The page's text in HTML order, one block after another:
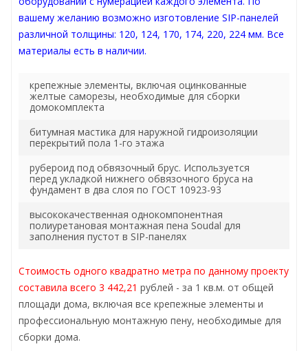
вашему желанию возможно изготовление SIP-панелей
различной толщины: 120, 124, 170, 174, 220, 224 мм. Все
материалы есть в наличии.
крепежные элементы, включая оцинкованные
желтые саморезы, необходимые для сборки
домокомплекта
битумная мастика для наружной гидроизоляции
перекрытий пола 1-го этажа
рубероид под обвязочный брус. Используется
перед укладкой нижнего обвязочного бруса на
фундамент в два слоя по ГОСТ 10923-93
высококачественная однокомпонентная
полиуретановая монтажная пена Soudal для
заполнения пустот в SIP-панелях
Стоимость одного квадратно метра по данному проекту
составила всего 3 442,21 рублей - за 1 кв.м. от общей
площади дома, включая все крепежные элементы и
профессиональную монтажную пену, необходимые для
сборки дома.